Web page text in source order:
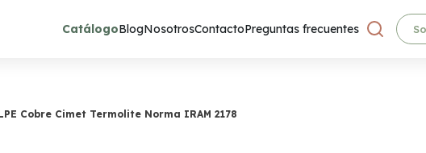
CatálogoBlogNosotrosContactoPreguntas frecuentes
Cobre Cimet Termolite Norma IRAM 2178